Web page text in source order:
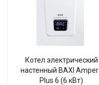
Котел электрический
настенный BAXI
Plus 6 (6 кВт)